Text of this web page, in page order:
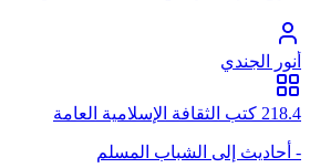
أنور الجندي
218.4 كتب الثقافة الإسلامية العامة
- أحاديث إلى الشباب المسلم